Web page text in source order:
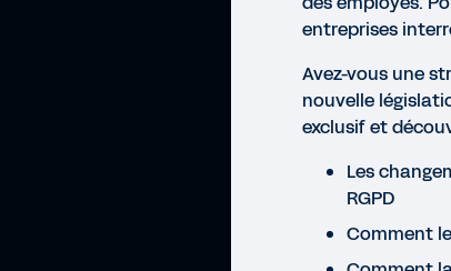
entreprises
Avez-vous une
nouvelle
exclusif et
Les
RGPD
Comment